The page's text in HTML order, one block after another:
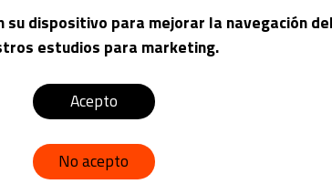
dispositivo para mejorar la navegación
estudios para marketing.